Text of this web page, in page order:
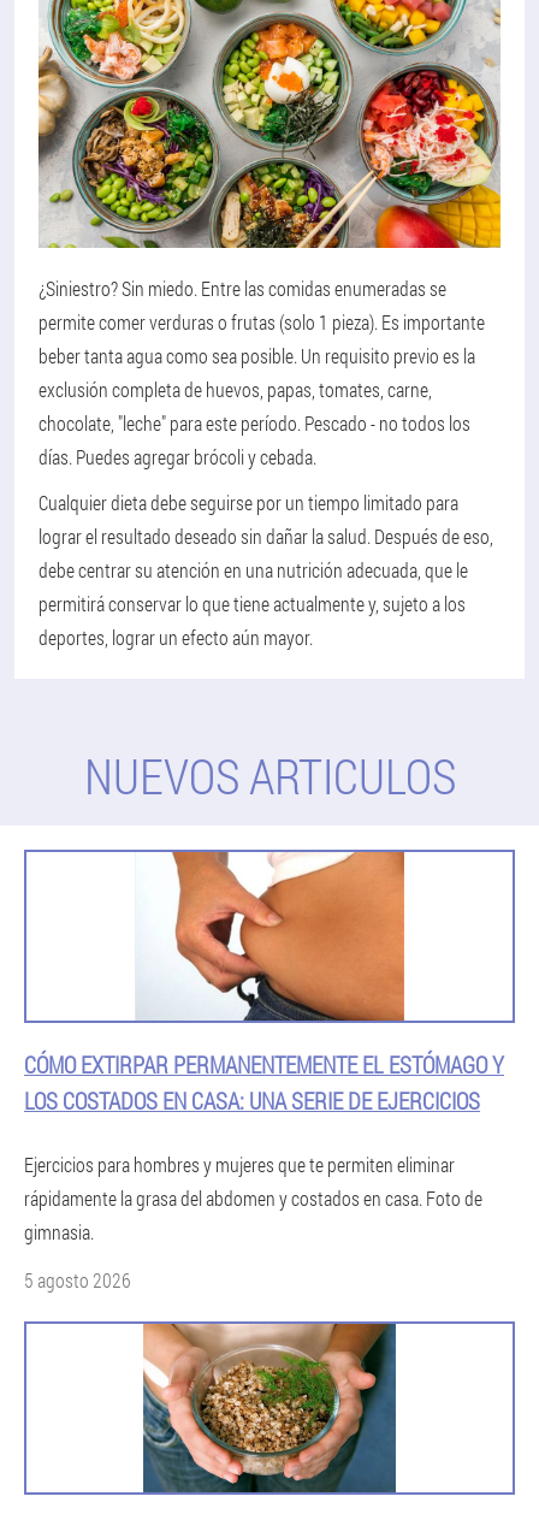
¿Siniestro? Sin miedo. Entre las comidas enumeradas se
permite comer verduras o frutas (solo 1 pieza). Es importante
beber tanta agua como sea posible. Un requisito previo es la
exclusión completa de huevos, papas, tomates, carne,
chocolate, "leche" para este período. Pescado - no todos los
días. Puedes agregar brócoli y cebada.
Cualquier dieta debe seguirse por un tiempo limitado para
lograr el resultado deseado sin dañar la salud. Después de eso,
debe centrar su atención en una nutrición adecuada, que le
permitirá conservar lo que tiene actualmente y, sujeto a los
deportes, lograr un efecto aún mayor.
NUEVOS ARTICULOS
CÓMO EXTIRPAR PERMANENTEMENTE EL ESTÓMAGO Y
LOS COSTADOS EN CASA: UNA SERIE DE EJERCICIOS
Ejercicios para hombres y mujeres que te permiten eliminar
rápidamente la grasa del abdomen y costados en casa. Foto de
gimnasia.
5 agosto 2026